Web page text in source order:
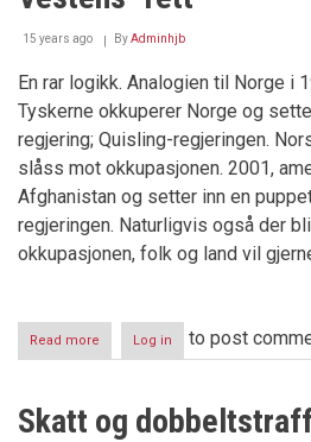
Strasbourg
denne
Knockout
15 years ago ByAdminhjb
En rar logikk. Analogien til Norge i
Tyskerne okkuperer Norge og
regjering; Quisling-regjeringen.
slåss mot okkupasjonen. 2001,
Afghanistan og setter inn en
regjeringen. Naturligvis også der
okkupasjonen, folk og land vil
Read more about
Vestens
Log in to post
Skatt og